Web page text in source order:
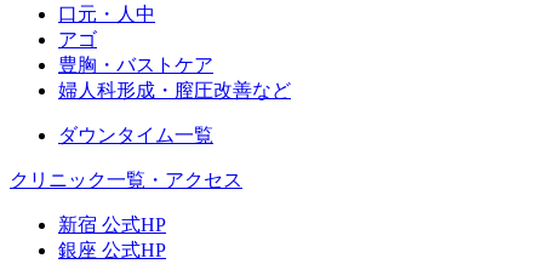
口元・人中
アゴ
豊胸・バストケア
婦人科形成・膣圧改善など
ダウンタイム一覧
クリニック一覧・アクセス
新宿 公式HP
銀座 公式HP